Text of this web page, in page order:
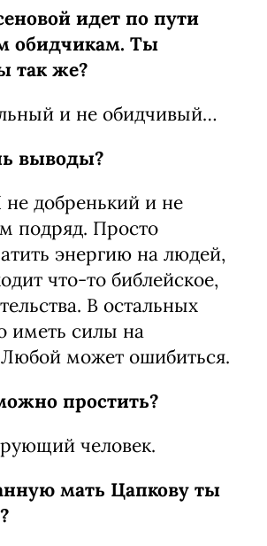
идет по пути
обидчикам. Ты
так же?
и не обидчивый…
выводы?
не добренький и не
подряд. Просто
энергию на людей,
что-то библейское,
В остальных
иметь силы на
может ошибиться.
простить?
человек.
мать Цапкову ты